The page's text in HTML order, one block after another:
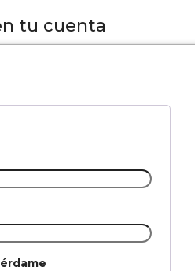
tu cuenta